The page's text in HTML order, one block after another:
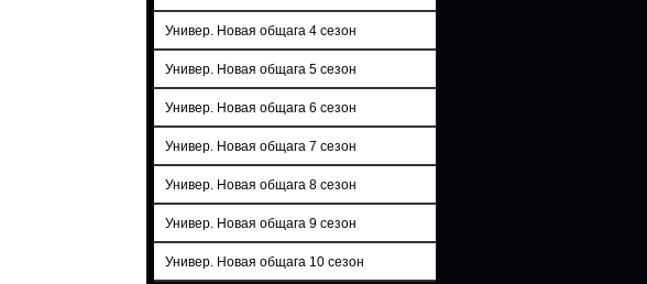
Универ. Новая общага 4 сезон
Универ. Новая общага 5 сезон
Универ. Новая общага 6 сезон
Универ. Новая общага 7 сезон
Универ. Новая общага 8 сезон
Универ. Новая общага 9 сезон
Универ. Новая общага 10 сезон